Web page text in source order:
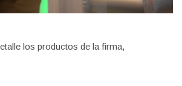
los productos de la firma,